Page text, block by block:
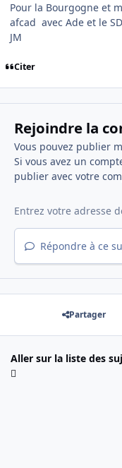
Pour la Bourgogne et
afcad avec Ade et le
JM
Citer
Rejoindre la
Vous pouvez publier
Si vous avez un
publier avec votre
Répondre à ce
Partager
Aller sur la liste des